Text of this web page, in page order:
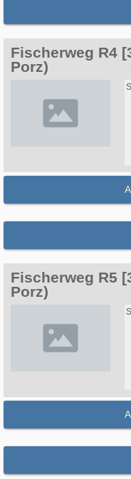
Fischerweg R4
Porz)
Fischerweg R5
Porz)